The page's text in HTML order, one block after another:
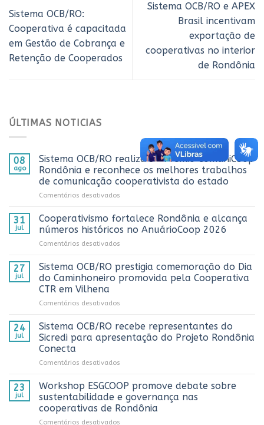
Sistema OCB/RO:
Cooperativa é capacitada
em Gestão de Cobrança e
Retenção de Cooperados
Sistema OCB/RO e APEX
Brasil incentivam
exportação de
cooperativas no interior
de Rondônia
ÚLTIMAS NOTICIAS
08
ago
Sistema OCB/RO realiza 3º Prêmio ComuniCoop
Rondônia e reconhece os melhores trabalhos
de comunicação cooperativista do estado
Comentários desativados
OCB/RO
3º
Rondônia
e
reconhece
de
comunicação
cooperativista
31
jul
Cooperativismo fortalece Rondônia e alcança
números históricos no AnuárioCoop 2026
Comentários desativados
fortalece
Rondônia
e
no
AnuárioCoop
27
jul
Sistema OCB/RO prestigia comemoração do Dia
do Caminhoneiro promovida pela Cooperativa
CTR em Vilhena
Comentários desativados
OCB/RO
prestigia
comemoração
Caminhoneiro
promovida
pela
Cooperativa
24
jul
Sistema OCB/RO recebe representantes do
Sicredi para apresentação do Projeto Rondônia
Conecta
Comentários desativados
OCB/RO
recebe
representantes
do
23
jul
Workshop ESGCOOP promove debate sobre
sustentabilidade e governança nas
cooperativas de Rondônia
Comentários desativados